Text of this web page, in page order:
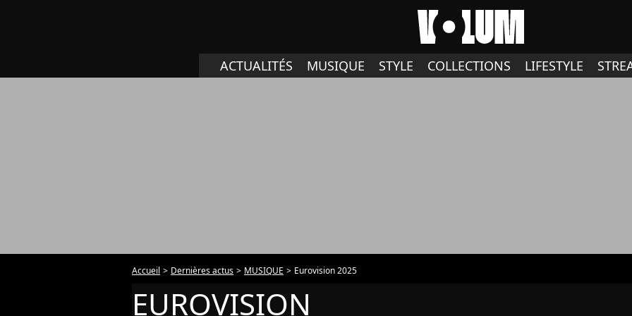
ACTUALITÉS MUSIQUE STYLE COLLECTIONS LIFESTYLE
Accueil Dernières actus MUSIQUE Eurovision 2025
EUROVISION